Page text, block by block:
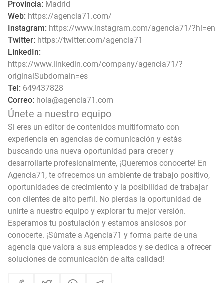
Provincia: Madrid
Web: https://agencia71.com/
Instagram: https://www.instagram.com/agencia71/?hl=en
Twitter: https://twitter.com/agencia71
LinkedIn:
https://www.linkedin.com/company/agencia71/?
originalSubdomain=es
Tel: 649437828
Correo: hola@agencia71.com
Únete a nuestro equipo
Si eres un editor de contenidos multiformato con
experiencia en agencias de comunicación y estás
buscando una nueva oportunidad para crecer y
desarrollarte profesionalmente, ¡Queremos conocerte! En
Agencia71, te ofrecemos un ambiente de trabajo positivo,
oportunidades de crecimiento y la posibilidad de trabajar
con clientes de alto perfil. No pierdas la oportunidad de
unirte a nuestro equipo y explorar tu mejor versión.
Esperamos tu postulación y estamos ansiosos por
conocerte. ¡Súmate a Agencia71 y forma parte de una
agencia que valora a sus empleados y se dedica a ofrecer
soluciones de comunicación de alta calidad!